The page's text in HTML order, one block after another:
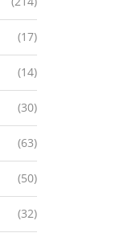
(17)
(14)
(30)
(63)
(50)
(32)